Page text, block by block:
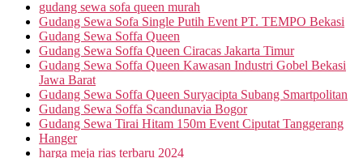
gudang sewa sofa queen murah
Gudang Sewa Sofa Single Putih Event PT. TEMPO Bekasi
Gudang Sewa Soffa Queen
Gudang Sewa Soffa Queen Ciracas Jakarta Timur
Gudang Sewa Soffa Queen Kawasan Industri Gobel Bekasi
Jawa Barat
Gudang Sewa Soffa Queen Suryacipta Subang Smartpolitan
Gudang Sewa Soffa Scandunavia Bogor
Gudang Sewa Tirai Hitam 150m Event Ciputat Tanggerang
Hanger
harga meja rias terbaru 2024